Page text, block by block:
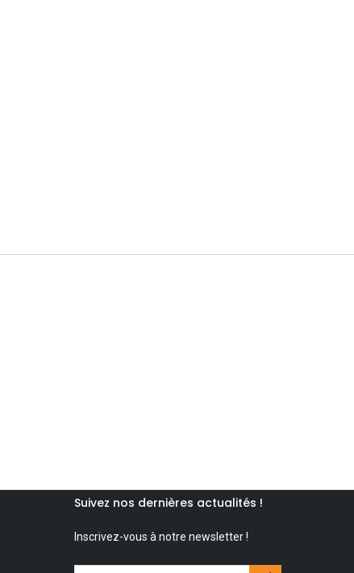
Suivez nos dernières actualités !
Inscrivez-vous à notre newsletter !